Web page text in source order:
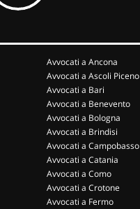
Avvocati a Ancona
Avvocati a Ascoli Piceno
Avvocati a Bari
Avvocati a Benevento
Avvocati a Bologna
Avvocati a Brindisi
Avvocati a Campobasso
Avvocati a Catania
Avvocati a Como
Avvocati a Crotone
Avvocati a Fermo